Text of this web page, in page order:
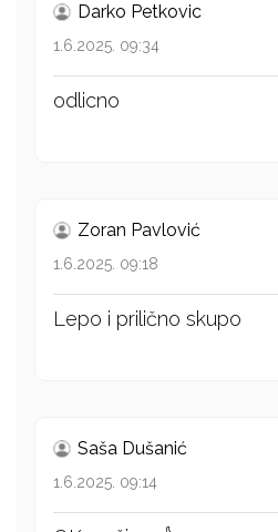
Darko Petkovic
1.6.2025. 09:34
odlicno
Zoran Pavlović
1.6.2025. 09:18
Lepo i prilično skupo
Saša Dušanić
1.6.2025. 09:14